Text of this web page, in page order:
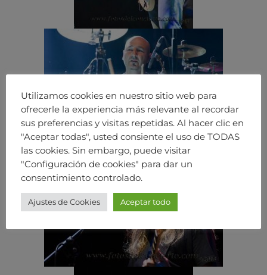
Utilizamos cookies en nuestro sitio web para
ofrecerle la experiencia más relevante al recordar
sus preferencias y visitas repetidas. Al hacer clic en
"Aceptar todas", usted consiente el uso de TODAS
las cookies. Sin embargo, puede visitar
"Configuración de cookies" para dar un
consentimiento controlado.
Ajustes de Cookies Aceptar todo